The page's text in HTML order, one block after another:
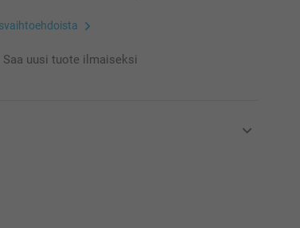
Saa uusi tuote ilmaiseksi